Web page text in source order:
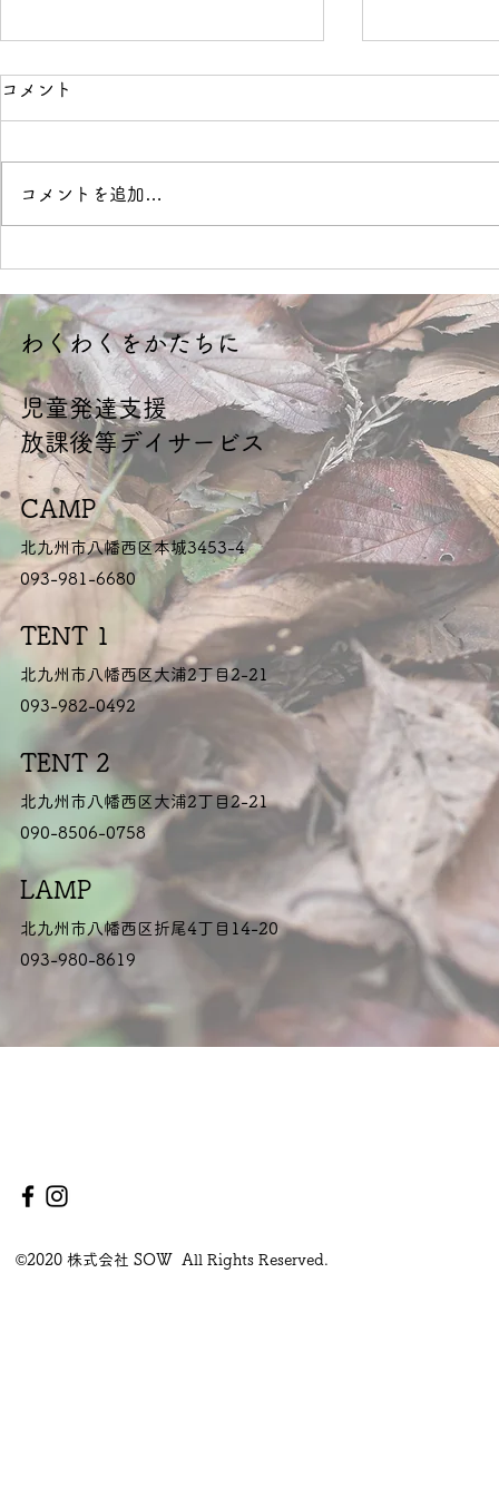
コメント
コメントを追加…
​児童発達支援
放課後等デイサービス
CAMP
北九州市八幡西区本城3453-4
093-981-6680
​わくわくをかたちに
TENT 1
北九州市八幡西区大浦2丁目2-21
093-982-0492
LAMP
北九州市八幡西区折尾4丁目14-20
093-980-8619
TENT 2
北九州市八幡西区大浦2丁目2-21
090-8506-0758
©2020 株式会社 SOW All Rights Reserved.